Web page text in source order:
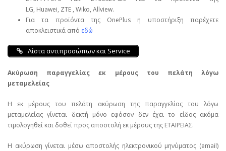
LG, Huawei, ΖΤΕ , Wiko, Allview.
Για τα προϊόντα της OnePlus η υποστήριξη παρέχετε
αποκλειστικά από εδώ
Λίστα αντιπροσώπων και Service
Ακύρωση παραγγελίας εκ μέρους του πελάτη λόγω
μεταμελείας
Η εκ μέρους του πελάτη ακύρωση της παραγγελίας του λόγω
μεταμελείας γίνεται δεκτή μόνο εφόσον δεν έχει το είδος ακόμα
τιμολογηθεί και δοθεί προς αποστολή εκ μέρους της ΕΤΑΙΡΕΙΑΣ.
Η ακύρωση γίνεται μέσω αποστολής ηλεκτρονικού μηνύματος (email)